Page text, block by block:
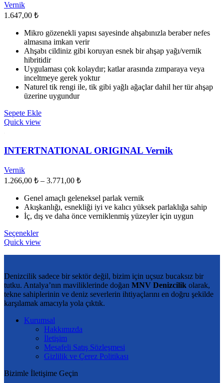
seçilebilir
Vernik
1.647,00 ₺
Mikro gözenekli yapısı sayesinde ahşabınızla beraber nefes
almasına imkan verir
Ahşabı cildiniz gibi koruyan esnek bir ahşap yağı/vernik
hibritidir
Uygulaması çok kolaydır; katlar arasında zımparaya veya
inceltmeye gerek yoktur
Naturel tik rengi ile, tik gibi yağlı ağaçlar dahil her tür ahşap
üzerine uygundur
Sepete Ekle
Quick view
INTERTNATIONAL ORIGINAL Vernik
Vernik
1.266,00 ₺ – 3.771,00 ₺Fiyat
1.266,00 ₺
-
3.771,00 ₺
Genel amaçlı geleneksel parlak vernik
Akışkanlığı, esnekliği iyi ve kalıcı yüksek parlaklığa sahip
İç, dış ve daha önce verniklenmiş yüzeyler için uygun
SeçeneklerBu
ürünün
var.
Seçenekler
ürün
sayfasından
Quick view
Denizcilik sadece bir sektör değil, bizim için uçsuz bucaksız bir
tutku. Antalya’nın maviliklerinde doğan MNV Denizcilik olarak,
tekne sahiplerinin ve deniz severlerin ihtiyaçlarını en doğru şekilde
karşılamak amacıyla yola çıktık.
Kurumsal
Hakkımızda
İletişim
Mesafeli Satış Sözleşmesi
Gizlilik ve Çerez Politikası
Bizimle İletişime Geçin